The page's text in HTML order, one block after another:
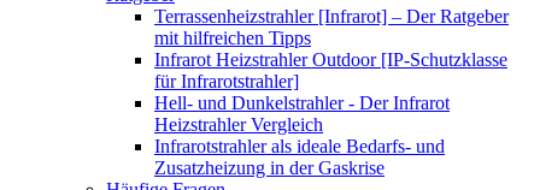
Terrassenheizstrahler [Infrarot] – Der Ratgeber
mit hilfreichen Tipps
Infrarot Heizstrahler Outdoor [IP-Schutzklasse
für Infrarotstrahler]
Hell- und Dunkelstrahler - Der Infrarot
Heizstrahler Vergleich
Infrarotstrahler als ideale Bedarfs- und
Zusatzheizung in der Gaskrise